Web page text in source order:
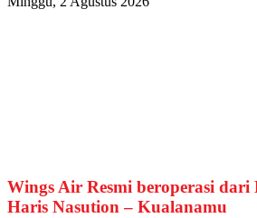
Wings Air Resmi beroperasi
Haris Nasution – Kualanamu